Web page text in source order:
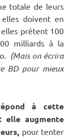
totale de leurs
doivent en
elles prêtent 100
milliards à la
(Mais on écrira
BD pour mieux
à cette
elle augmente
pour tenter